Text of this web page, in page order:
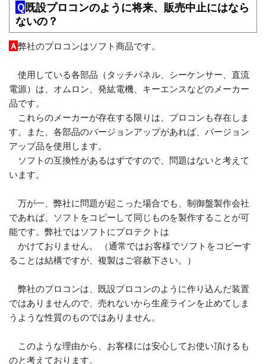
Ｑ既設プロコンのように将来、販売中止にはなら
ないの？
Ａ弊社のプロコンはソフト商品です。
使用している各部品（タッチパネル、シーケンサー、直流
電源）は、オムロン、発紘電機、キーエンスなどのメーカー
品です。
これらのメーカーが存在する限りは、プロコンも存在しま
す。また、各部品のバージョンアップがあれば、バージョン
アップ品を使用します。
ソフトの互換性があるはずですので、問題はないと考えて
います。
万が一、弊社に問題が起こった場合でも、制御盤製作会社
であれば、ソフトをコピーして同じものを製作することが可
能です。弊社ではソフトにプロテクトは
かけておりません。 （通常ではお客様でソフトをコピーす
ることは結構ですが、複製はご容赦下さい。）
弊社のプロコンは、既設プロコンのように作り込んだ装置
ではありませんので、売れないから生産ラインを止めてしま
うような性質のものではありません。
このような理由から、お客様には安心してお使い頂けるも
のと考えております。